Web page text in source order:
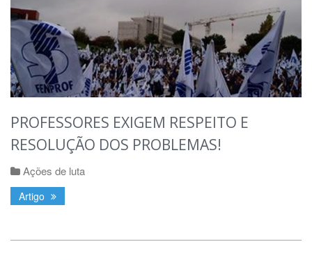
PROFESSORES EXIGEM RESPEITO E
RESOLUÇÃO DOS PROBLEMAS!
Ações de luta
Artigo